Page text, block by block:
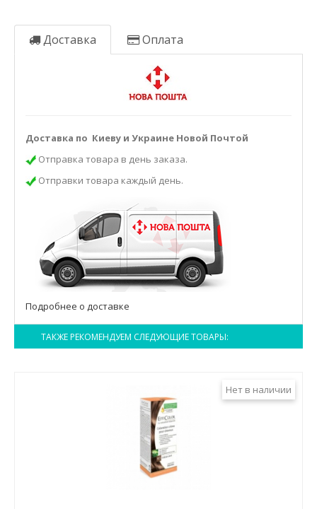
Доставка Оплата
Доставка по Киеву и Украине Новой Почтой
Отправка товара в день заказа.
Отправки товара каждый день.
Подробнее о доставке
ТАКЖЕ РЕКОМЕНДУЕМ СЛЕДУЮЩИЕ ТОВАРЫ:
Нет в наличии